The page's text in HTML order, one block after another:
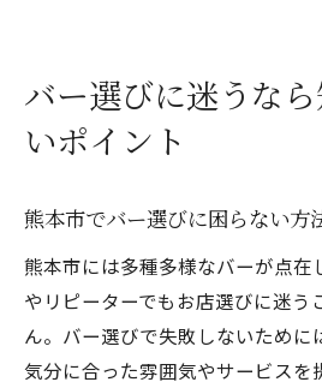
バー選びに迷うな
いポイント
熊本市でバー選びに困らない方
熊本市には多種多様なバーが点在
やリピーターでもお店選びに迷う
ん。バー選びで失敗しないために
気分に合った雰囲気やサービスを